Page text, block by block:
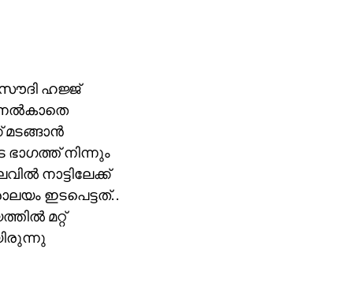
സൗദി ഹജ്ജ്
നല്‍കാതെ
മടങ്ങാന്‍
നിന്നും
നാട്ടിലേക്ക്
ഇടപെട്ടത്. .
മറ്റ്